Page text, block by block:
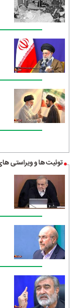
توئیت ها و ویراستی